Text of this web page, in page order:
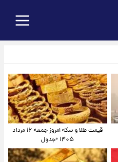
قیمت طلا و سکه امروز جمعه ۱۶ مرداد
۱۴۰۵ +جدول